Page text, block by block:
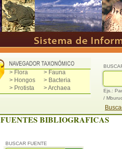
> Flora
> Fauna
> Hongos
> Bacteria
> Protista
> Archaea
Ejs.:
/
FUENTES BIBLIOGRAFICAS
BUSCAR FUENTE